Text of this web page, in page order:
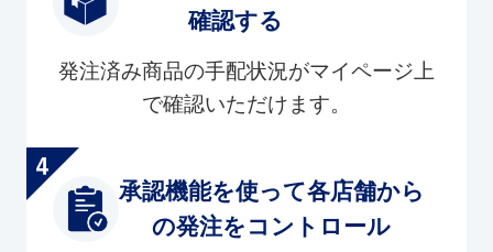
確認する
発注済み商品の手配状況がマイページ上
で確認いただけます。
承認機能を使って各店舗から
の発注をコントロール